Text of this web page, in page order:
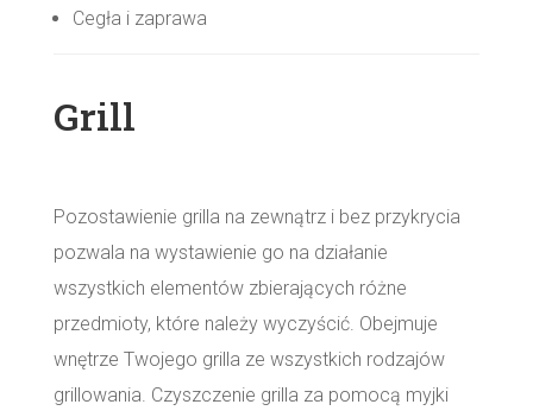
Cegła i zaprawa
Grill
Pozostawienie grilla na zewnątrz i bez przykrycia
pozwala na wystawienie go na działanie
wszystkich elementów zbierających różne
przedmioty, które należy wyczyścić. Obejmuje
wnętrze Twojego grilla ze wszystkich rodzajów
grillowania. Czyszczenie grilla za pomocą myjki